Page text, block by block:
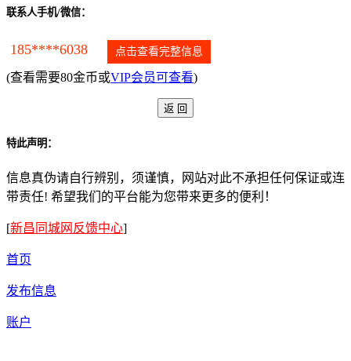
联系人手机/微信：
185****6038 点击查看完整信息
(查看需要80金币或VIP会员可查看)
特此声明：
信息真伪请自行辨别，须谨慎，网站对此不承担任何保证或连
带责任! 希望我们的平台能为您带来更多的便利！
[新昌同城网反馈中心]
首页
发布信息
账户